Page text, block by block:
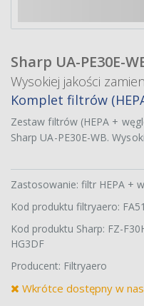
Sharp UA-PE30E-
Wysokiej jakości
Komplet filtrów
Zestaw filtrów (HEPA +
Sharp UA-PE30E-WB.
Zastosowanie: filtr HEPA +
Kod produktu filtryaero:
Kod produktu Sharp: FZ-
HG3DF
Producent: Filtryaero
Wkrótce dostępny w